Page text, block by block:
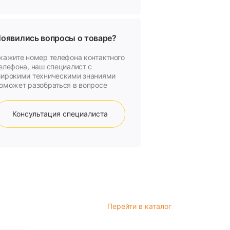
вопросы о товаре?
номер телефона контактного
наш специалист с
техническими знаниями
разобраться в вопросе
Консультация специалиста
Перейти в каталог